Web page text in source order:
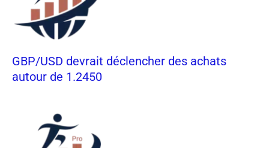
GBP/USD devrait déclencher des achats
autour de 1.2450